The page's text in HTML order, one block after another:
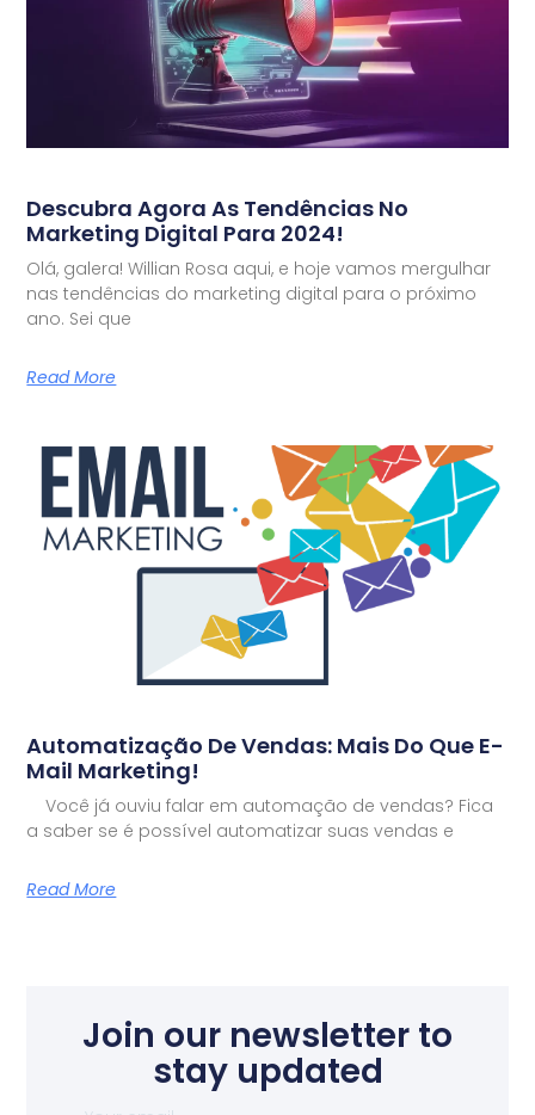
Descubra Agora As Tendências No
Marketing Digital Para 2024!
Olá, galera! Willian Rosa aqui, e hoje vamos mergulhar
nas tendências do marketing digital para o próximo
ano. Sei que
Read More
Automatização De Vendas: Mais Do Que E-
Mail Marketing!
Você já ouviu falar em automação de vendas? Fica
a saber se é possível automatizar suas vendas e
Read More
Join our newsletter to
stay updated